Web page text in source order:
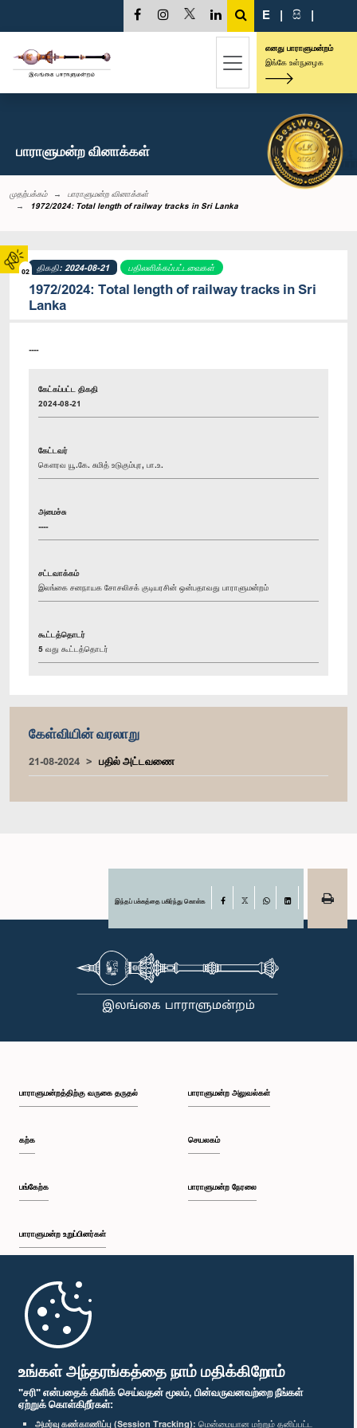
உங்கள் அந்தரங்கத்தை நாம் மதிக்கிறோம்
"சரி" என்பதைக் கிளிக் செய்வதன் மூலம், பின்வருவனவற்றை நீங்கள்
ஏற்றுக் கொள்கிறீர்கள்:
அமர்வு கண்காணிப்பு (Session Tracking): மென்மையான மற்றும் தனிப்பட்ட
02
E | සි |
எனது பாராளுமன்றம்
இங்கே உள்நுழைக
பாராளுமன்ற வினாக்கள்
முதற்பக்கம்
பாராளுமன்ற வினாக்கள்
1972/2024: Total length of railway tracks in Sri Lanka
திகதி: 2024-08-21 பதிலளிக்கப்பட்டவைகள்
1972/2024: Total length of railway tracks in Sri
Lanka
----
கேட்கப்பட்ட திகதி
2024-08-21
கேட்டவர்
கௌரவ யூ.கே. சுமித் உடுகும்புர, பா.உ.
அமைச்சு
----
சட்டவாக்கம்
இலங்கை சனநாயக சோசலிசக் குடியரசின் ஒன்பதாவது பாராளுமன்றம்
கூட்டத்தொடர்
5 வது கூட்டத்தொடர்
கேள்வியின் வரலாறு
21-08-2024 பதில் அட்டவணை
இந்தப் பக்கத்தை பகிர்ந்து கொள்க Facebook
பாராளுமன்றத்திற்கு வருகை தருதல்
கற்க
பங்கேற்க
பாராளுமன்ற உறுப்பினர்கள்
முதற்பக்கம்
பாராளுமன்ற அலுவல்கள்
செயலகம்
பாராளுமன்ற நேரலை
பாராளுமன்ற கையடக்க செயலி